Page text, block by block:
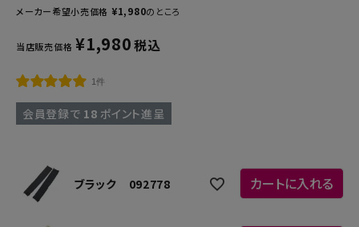
メーカー希望小売価格 ¥1,980のところ
当店販売価格 ¥1,980税込
1件
会員登録で 18 ポイント進呈
ブラック 092778 カートに入れる